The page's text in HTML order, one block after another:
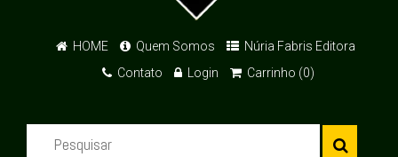
HOME Quem Somos
Núria Fabris Editora
Contato
Login Carrinho (0)